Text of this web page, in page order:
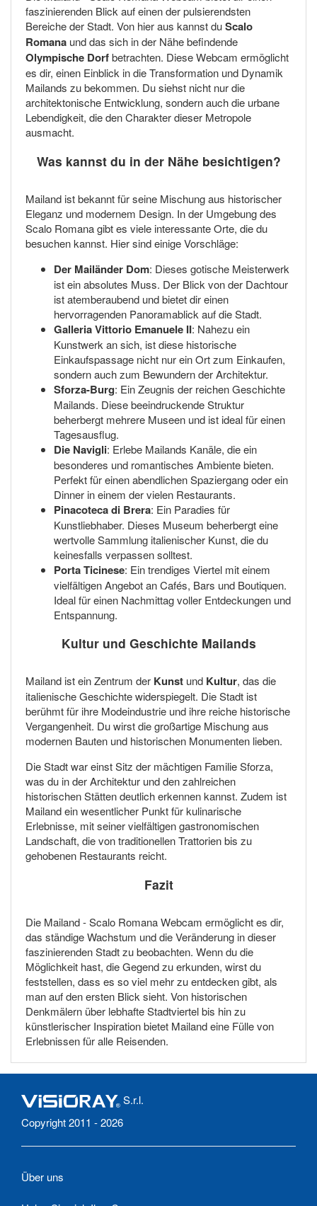
faszinierenden Blick auf einen der pulsierendsten
Bereiche der Stadt. Von hier aus kannst duScalo
Romana und das sich in der Nähe befindende
Olympische Dorfbetrachten. Diese Webcam ermöglicht
es dir, einen Einblick in die Transformation und Dynamik
Mailands zu bekommen. Du siehst nicht nur die
architektonische Entwicklung, sondern auch die urbane
Lebendigkeit, die den Charakter dieser Metropole
ausmacht.
Was kannst du in der Nähe besichtigen?
Mailand ist bekannt für seine Mischung aus historischer
Eleganz und modernem Design. In der Umgebung des
Scalo Romana gibt es viele interessante Orte, die du
besuchen kannst. Hier sind einige Vorschläge:
Der Mailänder Dom: Dieses gotische Meisterwerk
ist ein absolutes Muss. Der Blick von der Dachtour
ist atemberaubend und bietet dir einen
hervorragenden Panoramablick auf die Stadt.
Galleria Vittorio Emanuele II: Nahezu ein
Kunstwerk an sich, ist diese historische
Einkaufspassage nicht nur ein Ort zum Einkaufen,
sondern auch zum Bewundern der Architektur.
Sforza-Burg: Ein Zeugnis der reichen Geschichte
Mailands. Diese beeindruckende Struktur
beherbergt mehrere Museen und ist ideal für einen
Tagesausflug.
Die Navigli: Erlebe Mailands Kanäle, die ein
besonderes und romantisches Ambiente bieten.
Perfekt für einen abendlichen Spaziergang oder ein
Dinner in einem der vielen Restaurants.
Pinacoteca di Brera: Ein Paradies für
Kunstliebhaber. Dieses Museum beherbergt eine
wertvolle Sammlung italienischer Kunst, die du
keinesfalls verpassen solltest.
Porta Ticinese: Ein trendiges Viertel mit einem
vielfältigen Angebot an Cafés, Bars und Boutiquen.
Ideal für einen Nachmittag voller Entdeckungen und
Entspannung.
Kultur und Geschichte Mailands
Mailand ist ein Zentrum der Kunst und Kultur, das die
italienische Geschichte widerspiegelt. Die Stadt ist
berühmt für ihre Modeindustrie und ihre reiche historische
Vergangenheit. Du wirst die großartige Mischung aus
modernen Bauten und historischen Monumenten lieben.
Die Stadt war einst Sitz der mächtigen Familie Sforza,
was du in der Architektur und den zahlreichen
historischen Stätten deutlich erkennen kannst. Zudem ist
Mailand ein wesentlicher Punkt für kulinarische
Erlebnisse, mit seiner vielfältigen gastronomischen
Landschaft, die von traditionellen Trattorien bis zu
gehobenen Restaurants reicht.
Fazit
Die Mailand - Scalo Romana Webcam ermöglicht es dir,
das ständige Wachstum und die Veränderung in dieser
faszinierenden Stadt zu beobachten. Wenn du die
Möglichkeit hast, die Gegend zu erkunden, wirst du
feststellen, dass es so viel mehr zu entdecken gibt, als
man auf den ersten Blick sieht. Von historischen
Denkmälern über lebhafte Stadtviertel bis hin zu
künstlerischer Inspiration bietet Mailand eine Fülle von
Erlebnissen für alle Reisenden.
S.r.l.
Copyright 2011 - 2026
Über uns